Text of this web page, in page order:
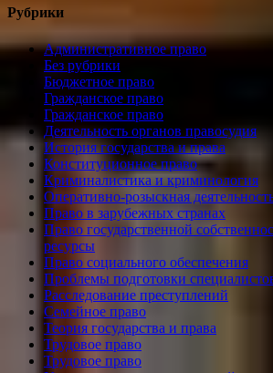
Рубрики
Административное право
Без рубрики
Бюджетное право
Гражданское право
Гражданское право
Деятельность органов правосудия
История государства и права
Конституционное право
Криминалистика и криминология
Оперативно-розыскная
Право в зарубежных странах
Право государственной
ресурсы
Право социального обеспечения
Проблемы подготовки
Расследование преступлений
Семейное право
Теория государства и права
Трудовое право
Трудовое право